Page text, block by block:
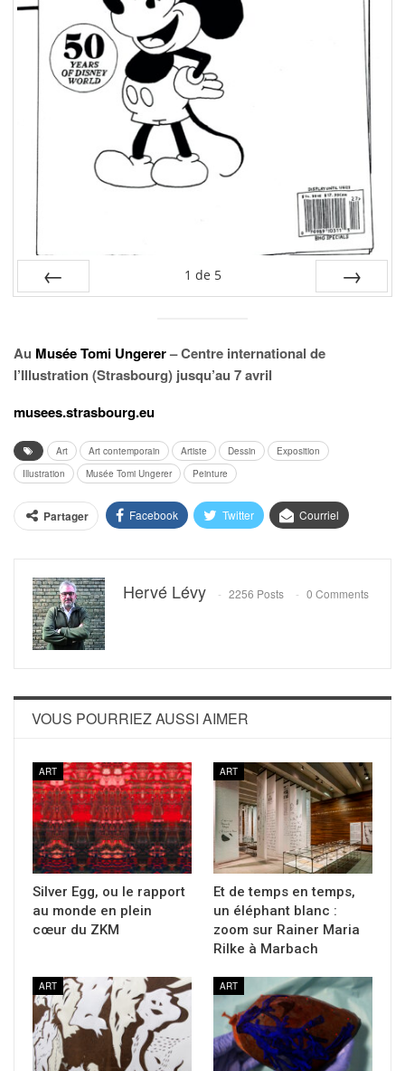
1 de 5
Au Musée Tomi Ungerer– Centre international de
l’Illustration (Strasbourg) jusqu’au 7 avril
musees.strasbourg.eu
Art Art contemporain Artiste Dessin
Exposition
Illustration
Musée Tomi Ungerer Peinture
Partager Facebook Twitter Courriel
Hervé Lévy 2256 Posts 0 Comments
VOUS POURRIEZ AUSSI AIMER
ART
Silver Egg, ou le rapport
au monde en plein
cœur du ZKM
ART
Et de temps en temps,
un éléphant blanc :
zoom sur Rainer Maria
Rilke à Marbach
ART ART